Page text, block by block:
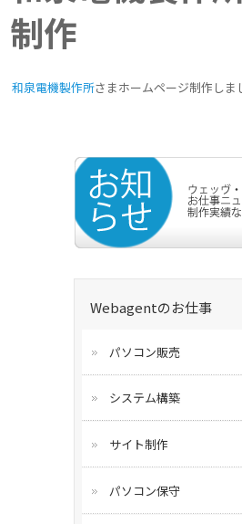
制作
和泉電機製作所さまホームページ制作しま
Webagentのお仕事
パソコン販売
システム構築
サイト制作
パソコン保守